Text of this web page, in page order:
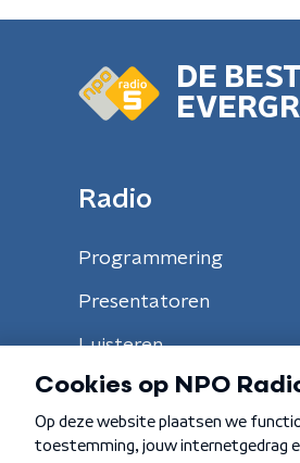
DE
Radio
Programmering
Presentatoren
Luisteren
Algemene voorwaarden